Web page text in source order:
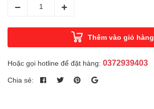
Thêm vào giỏ hàng
Hoặc gọi hotline để đặt hàng: 0372939403
Chia sẻ: